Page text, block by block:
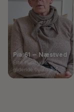
Pia, 61 — Næstved
Elite flerstyrke m.
glidende overgang